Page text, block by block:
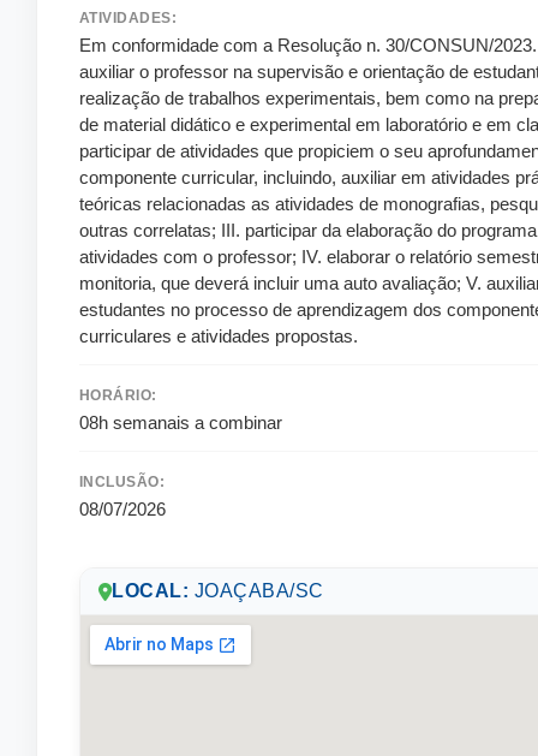
ATIVIDADES:
Em conformidade com a Resolução n. 30/CONSUN/
auxiliar o professor na supervisão e orientação de
realização de trabalhos experimentais, bem como na
de material didático e experimental em laboratório e em
participar de atividades que propiciem o seu
componente curricular, incluindo, auxiliar em atividades
teóricas relacionadas as atividades de monografias,
outras correlatas; III. participar da elaboração do
atividades com o professor; IV. elaborar o relatório
monitoria, que deverá incluir uma auto avaliação; V.
estudantes no processo de aprendizagem dos
curriculares e atividades propostas.
HORÁRIO:
08h semanais a combinar
INCLUSÃO:
08/07/2026
LOCAL: JOAÇABA/SC